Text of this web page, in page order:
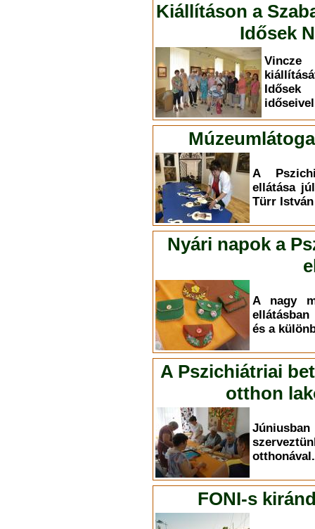
Kiállításon a
Idősek
Vincze
A
ellátása
Türr
Nyári napok a
A nagy
és a
A Pszichiátriai
otthon
otthonával.
FONI-s